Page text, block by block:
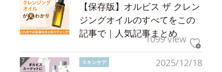
【保存版】オルビス ザ クレン
ジングオイルのすべてをこの
記事で｜人気記事まとめ
1099 view
2025/12/18
スキンケア